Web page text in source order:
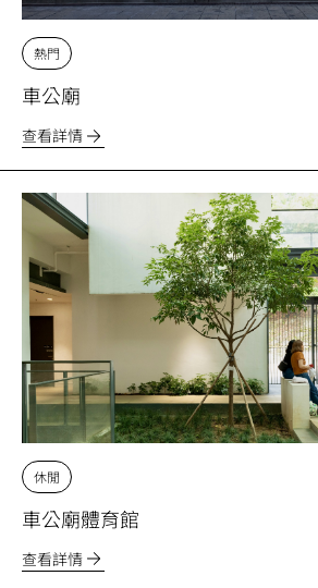
熱門
車公廟
查看詳情
休閒
車公廟體育館
查看詳情